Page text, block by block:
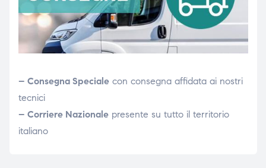
– Consegna Specialecon consegna affidata ai nostri
tecnici
– Corriere Nazionalepresente su tutto il territorio
italiano